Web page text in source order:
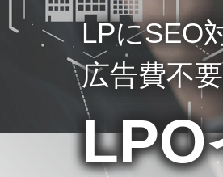
LPにSEO
広告費不
LPO